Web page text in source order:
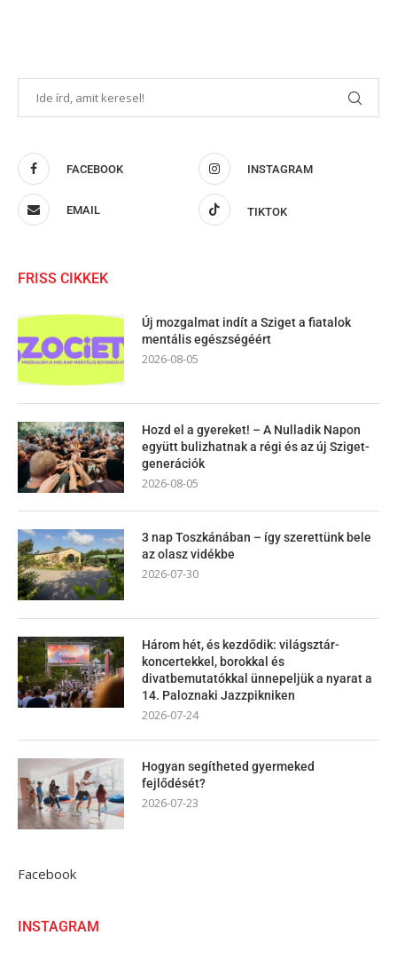
FACEBOOK INSTAGRAM
EMAIL TIKTOK
FRISS CIKKEK
Új mozgalmat indít a Sziget a fiatalok
mentális egészségéért
2026-08-05
Hozd el a gyereket! – A Nulladik Napon
együtt bulizhatnak a régi és az új Sziget-
generációk
2026-08-05
3 nap Toszkánában – így szerettünk bele
az olasz vidékbe
2026-07-30
Három hét, és kezdődik: világsztár-
koncertekkel, borokkal és
divatbemutatókkal ünnepeljük a nyarat a
14. Paloznaki Jazzpikniken
2026-07-24
Hogyan segítheted gyermeked
fejlődését?
2026-07-23
Facebook
INSTAGRAM